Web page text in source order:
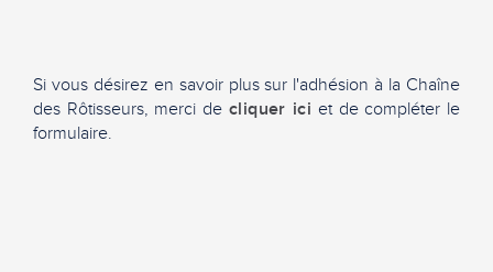
Si vous désirez en savoir plus sur l'adhésion à la Chaîne
des Rôtisseurs, merci de cliquer ici et de compléter le
formulaire.